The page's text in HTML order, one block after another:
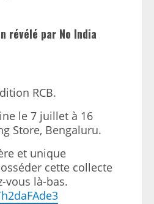
révélé par No India
RCB.
le 7 juillet à 16
Store, Bengaluru.
et unique
cette collecte
vous là-bas.